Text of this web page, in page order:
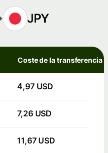
JPY
Coste de la transferencia
4,97 USD
7,26 USD
11,67 USD